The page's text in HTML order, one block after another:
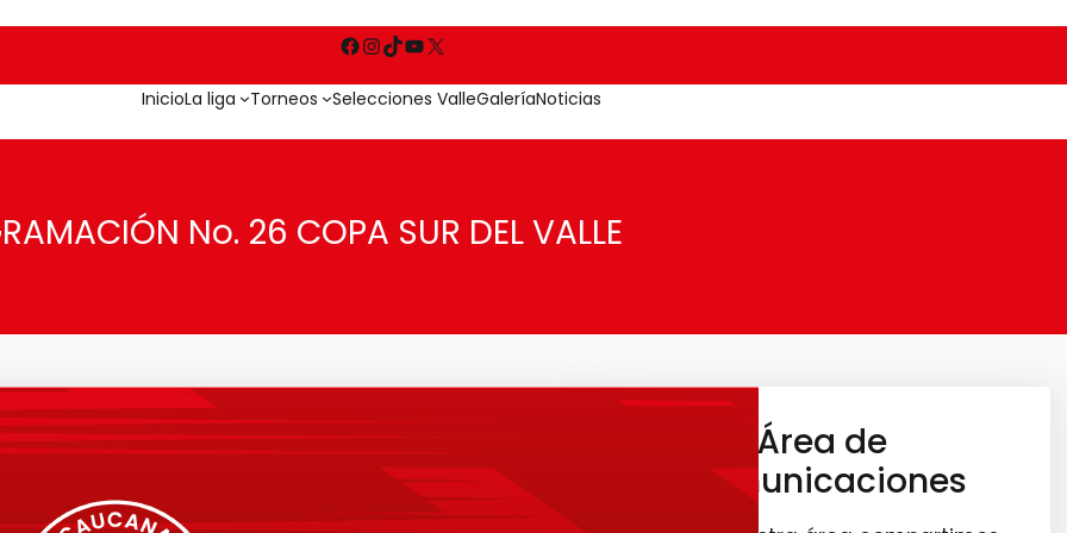
InicioLa liga Torneos Selecciones ValleGaleríaNoticias
No. 26 COPA SUR DEL VALLE
Área de
Comunicaciones